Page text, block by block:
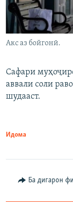
Акс аз бойгонӣ.
Сафари
аввали соли
шудааст.
Идома
Ба дигарон